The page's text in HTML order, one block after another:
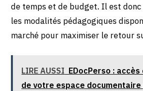
de temps et de budget. Il est
les modalités pédagogiques
marché pour maximiser le retour
LIRE AUSSI EDocPerso :
de votre espace